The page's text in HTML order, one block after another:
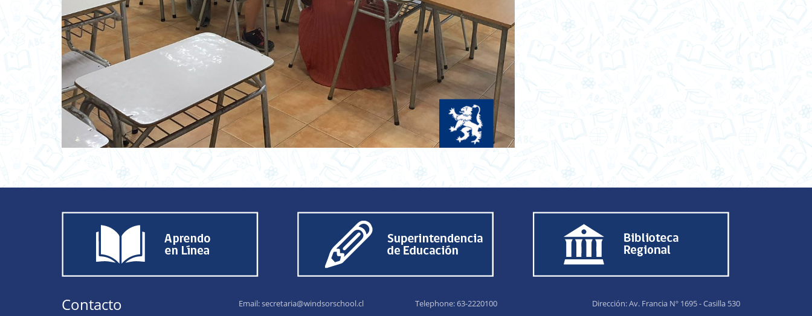
Contacto Email:secretaria@windsorschool.cl Telephone: 63-2220100 Dirección: Av. Francia Nº 1695 - Casilla 530